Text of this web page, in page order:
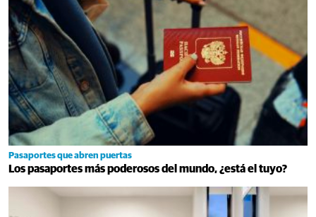
Pasaportes que abren puertas
Los pasaportes más poderosos del mundo, ¿está el tuyo?